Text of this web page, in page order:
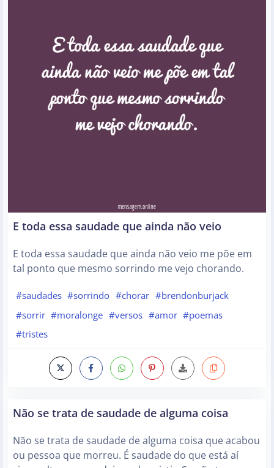
E toda essa saudade que ainda não veio
E toda essa saudade que ainda não veio me põe em
tal ponto que mesmo sorrindo me vejo chorando.
#saudades #sorrindo #chorar #brendonburjack
#sorrir #moralonge #versos #amor #poemas
#tristes
Não se trata de saudade de alguma coisa
Não se trata de saudade de alguma coisa que acabou
ou pessoa que morreu. É saudade do que está aí